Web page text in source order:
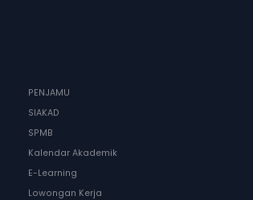
PENJAMU
SIAKAD
SPMB
Kalendar Akademik
E-Learning
Lowongan Kerja